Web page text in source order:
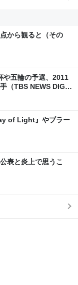
から観ると（その
や五輪の予選、2011
（TBS NEWS DIG
of Light』やブラー
表と炎上で思うこ